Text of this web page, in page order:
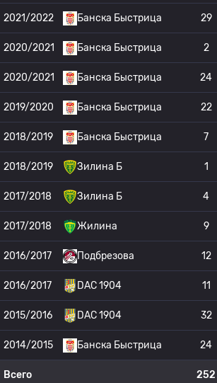
2021/2022 Банска Быстрица 29
2020/2021 Банска Быстрица 2
2020/2021 Банска Быстрица 24
2019/2020 Банска Быстрица 22
2018/2019 Банска Быстрица 7
2018/2019 Зилина Б 1
2017/2018 Зилина Б 4
2017/2018 Жилина 9
2016/2017 Подбрезова 12
2016/2017 DAC 1904 11
2015/2016 DAC 1904 32
2014/2015 Банска Быстрица 24
Всего 252